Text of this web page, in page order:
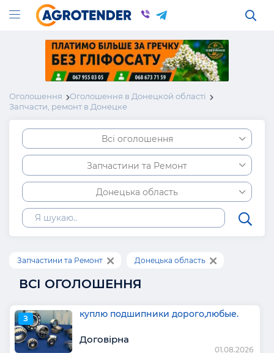
Оголошення
Оголошення в Донецкой області
Запчасти, ремонт в Донецке
Всі оголошення
Запчастини та Ремонт
Донецька область
Запчастини та Ремонт Донецька область
ВСІ ОГОЛОШЕННЯ
З куплю подшипники дорого,любые.
Договірна
01.08.2026